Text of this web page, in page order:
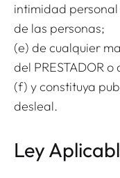
intimidad
de las personas;
(e) de cualquier
del PRESTADOR
(f) y constituya
desleal.
Ley